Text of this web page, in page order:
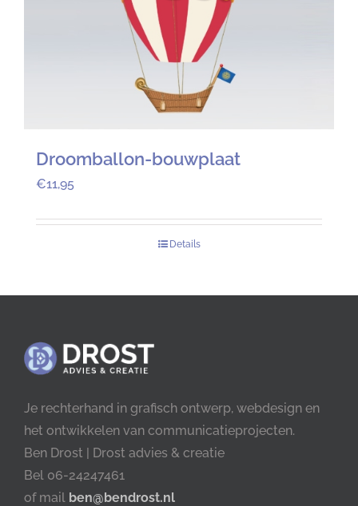
Droomballon-bouwplaat
€11,95
Details
Je rechterhand in grafisch ontwerp, webdesign en
het ontwikkelen van communicatieprojecten.
Ben Drost | Drost advies & creatie
Bel 06-24247461
of mail ben@bendrost.nl